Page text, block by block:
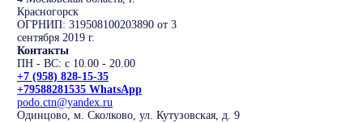
Красногорск
ОГРНИП: 319508100203890 от 3
сентября 2019 г.
Контакты
ПН - ВС: с 10.00 - 20.00
+7 (958) 828-15-35
+79588281535 WhatsApp
podo.ctn@yandex.ru
Одинцово, м. Сколково, ул. Кутузовская, д. 9